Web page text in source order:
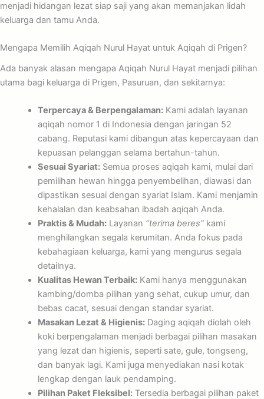
menjadi hidangan lezat siap saji yang akan memanjakan lidah
keluarga dan tamu Anda.
Mengapa Memilih Aqiqah Nurul Hayat untuk Aqiqah di Prigen?
Ada banyak alasan mengapa Aqiqah Nurul Hayat menjadi pilihan
utama bagi keluarga di Prigen, Pasuruan, dan sekitarnya:
Terpercaya & Berpengalaman:Kami adalah layanan
aqiqah nomor 1 di Indonesia dengan jaringan 52
cabang. Reputasi kami dibangun atas kepercayaan dan
kepuasan pelanggan selama bertahun-tahun.
Sesuai Syariat:Semua proses aqiqah kami, mulai dari
pemilihan hewan hingga penyembelihan, diawasi dan
dipastikan sesuai dengan syariat Islam. Kami menjamin
kehalalan dan keabsahan ibadah aqiqah Anda.
Praktis & Mudah:Layanan “terima beres”kami
menghilangkan segala kerumitan. Anda fokus pada
kebahagiaan keluarga, kami yang mengurus segala
detailnya.
Kualitas Hewan Terbaik:Kami hanya menggunakan
kambing/domba pilihan yang sehat, cukup umur, dan
bebas cacat, sesuai dengan standar syariat.
Masakan Lezat & Higienis:Daging aqiqah diolah oleh
koki berpengalaman menjadi berbagai pilihan masakan
yang lezat dan higienis, seperti sate, gule, tongseng,
dan banyak lagi. Kami juga menyediakan nasi kotak
lengkap dengan lauk pendamping.
Pilihan Paket Fleksibel:Tersedia berbagai pilihan paket